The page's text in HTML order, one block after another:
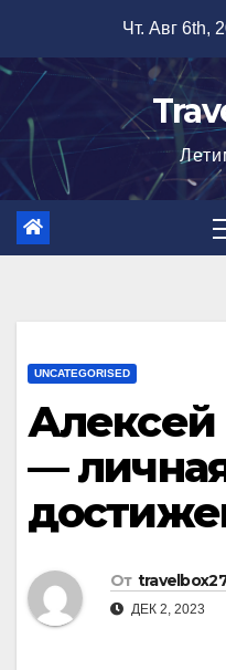
содержимому
Чт. Авг 6th,
UNCATEGORISED
Алексей
—
От
ДЕК 2, 2023